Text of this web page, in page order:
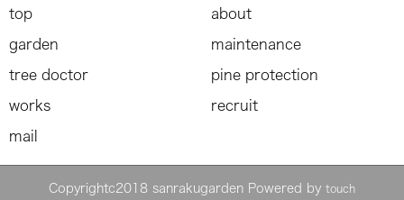
top about
garden maintenance
tree doctor pine protection
works recruit
mail
Copyrightc2018 sanrakugarden Powered by touch